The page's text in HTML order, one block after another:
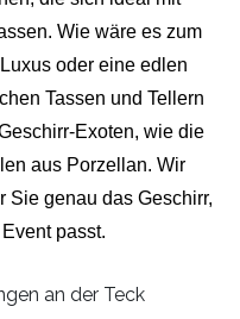
Wie wäre es zum
oder eine edlen
Tassen und Tellern
Exoten, wie die
aus Porzellan. Wir
Sie genau das Geschirr,
passt.